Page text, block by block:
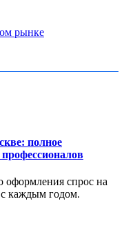
рынке
полное
оформления спрос на
с каждым годом.